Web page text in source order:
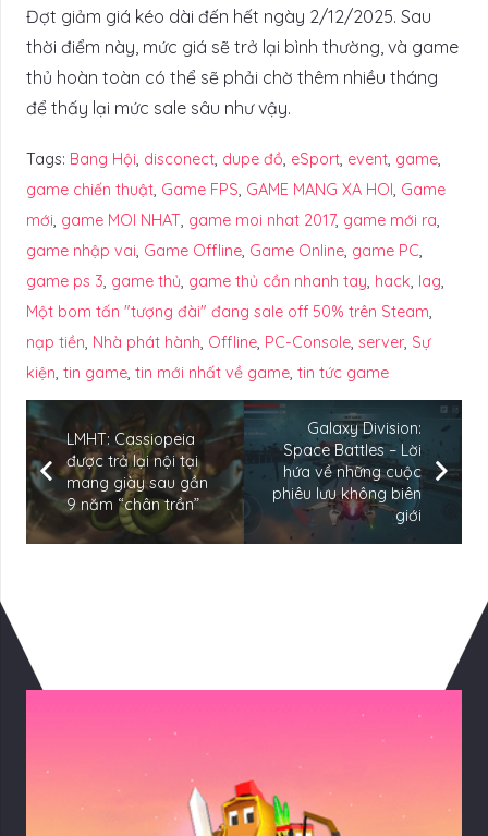
Đợt giảm giá kéo dài đến hết ngày 2/12/2025. Sau
thời điểm này, mức giá sẽ trở lại bình thường, và game
thủ hoàn toàn có thể sẽ phải chờ thêm nhiều tháng
để thấy lại mức sale sâu như vậy.
Tags: Bang Hội, disconect, dupe đồ, eSport, event, game,
game chiến thuật, Game FPS, GAME MANG XA HOI, Game
mới, game MOI NHAT, game moi nhat 2017, game mới ra,
game nhập vai, Game Offline, Game Online, game PC,
game ps 3, game thủ, game thủ cần nhanh tay, hack, lag,
Một bom tấn "tượng đài" đang sale off 50% trên Steam,
nạp tiền, Nhà phát hành, Offline, PC-Console, server, Sự
kiện, tin game, tin mới nhất về game, tin tức game
LMHT: Cassiopeia
được trả lại nội tại
mang giày sau gần
9 năm “chân trần”
Galaxy Division:
Space Battles – Lời
hứa về những cuộc
phiêu lưu không biên
giới